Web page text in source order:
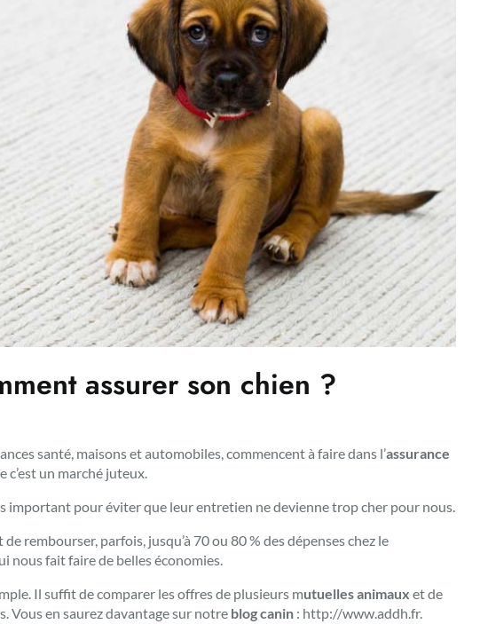
assurer son chien ?
santé, maisons et automobiles, commencent à faire dans l’assurance
c’est un marché juteux.
important pour éviter que leur entretien ne devienne trop cher pour nous.
rembourser, parfois, jusqu’à 70 ou 80 % des dépenses chez le
nous fait faire de belles économies.
Il suffit de comparer les offres de plusieurs mutuelles animaux et de
Vous en saurez davantage sur notre blog canin : http://www.addh.fr.